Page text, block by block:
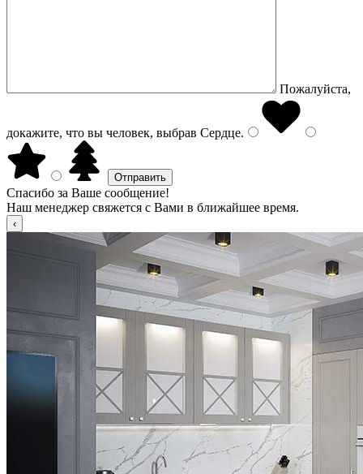
Пожалуйста,
докажите, что вы человек, выбрав Сердце.
Спасибо за Ваше сообщение!
Наш менеджер свяжется с Вами в ближайшее время.